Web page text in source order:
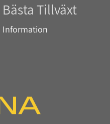
Bästa Tillväxt
Information